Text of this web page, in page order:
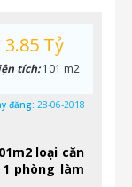
loại căn
phòng làm
3.85 Tỷ
tích:101 m2
đăng: 28-06-2018